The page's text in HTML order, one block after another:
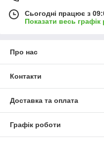
Сьогодні працює з
Показати весь графік
Про нас
Контакти
Доставка та оплата
Графік роботи